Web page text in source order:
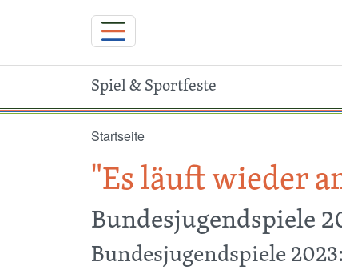
Spiel & Sportfeste
Startseite
"Es läuft wieder
Bundesjugendspiele
Bundesjugendspiele